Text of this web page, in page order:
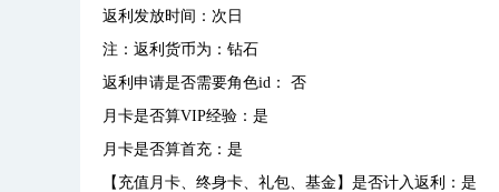
返利发放时间：次日
注：返利货币为：钻石
返利申请是否需要角色id： 否
月卡是否算VIP经验：是
月卡是否算首充：是
【充值月卡、终身卡、礼包、基金】是否计入返利：是